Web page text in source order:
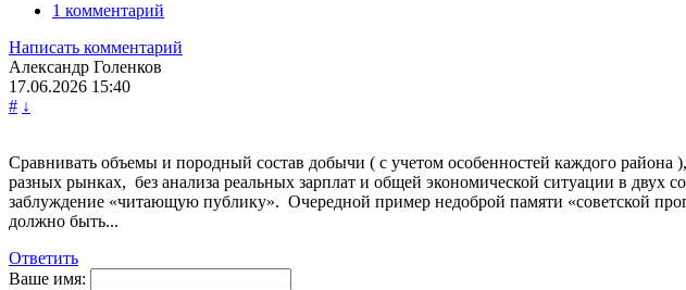
1 комментарий
Написать комментарий
Александр Голенков
17.06.2026 15:40
# ↓
Сравнивать объемы и породный состав добычи ( с учетом особенностей каждого
разных рынках, без анализа реальных зарплат и общей экономической ситуации в двух
заблуждение «читающую публику». Очередной пример недоброй памяти «советской
должно быть...
Ответить
Ваше имя: